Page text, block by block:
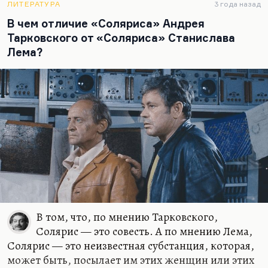
гениальность текста — вернее, значительность
автора — всегда важнее качества текста.
ЛИТЕРАТУРА 3 года назад
В чем отличие «Соляриса» Андрея
Тарковского от «Соляриса» Станислава
Лема?
В том, что, по мнению Тарковского,
Солярис — это совесть. А по мнению Лема,
Солярис — это неизвестная субстанция, которая,
может быть, посылает им этих женщин или этих